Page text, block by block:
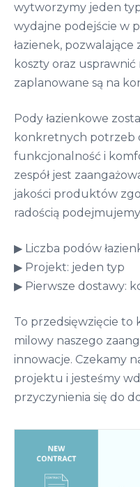
wytworzymy jeden
wydajne podejście w
łazienek, pozwalające
koszty oraz usprawnić
zaplanowane są na
Pody łazienkowe
konkretnych potrzeb
funkcjonalność i
zespół jest
jakości produktów
radością
▶ Liczba podów
▶ Projekt: jeden typ
▶ Pierwsze dostawy:
To przedsięwzięcie to
milowy naszego
innowacje. Czekamy
projektu i jesteśmy
przyczynienia się do